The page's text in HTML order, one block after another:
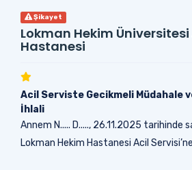
Şikayet
Lokman Hekim
Hastanesi
Acil Serviste Gecikmeli Müdahale
İhlali
Annem N..... D....., 26.11.2025 tarihinde
Lokman Hekim Hastanesi Acil